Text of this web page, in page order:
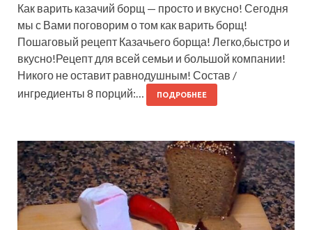
Как варить казачий борщ — просто и вкусно! Сегодня
мы с Вами поговорим о том как варить борщ!
Пошаговый рецепт Казачьего борща! Легко,быстро и
вкусно!Рецепт для всей семьи и большой компании!
Никого не оставит равнодушным! Состав /
ингредиенты 8 порций:…
ПОДРОБНЕЕ